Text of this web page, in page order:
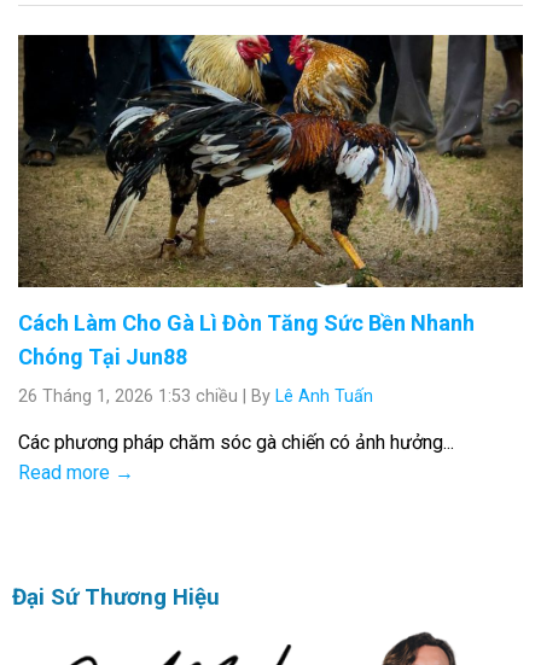
Cách Làm Cho Gà Lì Đòn Tăng Sức Bền Nhanh
Chóng Tại Jun88
26 Tháng 1, 2026 1:53 chiều By Lê Anh Tuấn
Các phương pháp chăm sóc gà chiến có ảnh hưởng...
Read more →
Đại Sứ Thương Hiệu